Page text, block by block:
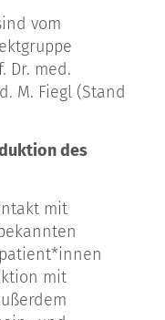
vom
Dr. med.
M. Fiegl (Stand
des
mit
mit